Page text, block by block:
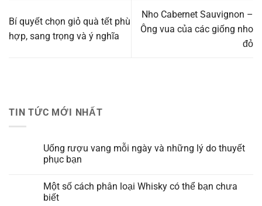
Bí quyết chọn giỏ quà tết phù
hợp, sang trọng và ý nghĩa
Nho Cabernet Sauvignon –
Ông vua của các giống nho
đỏ
TIN TỨC MỚI NHẤT
Uống rượu vang mỗi ngày và những lý do thuyết
phục bạn
Một số cách phân loại Whisky có thể bạn chưa
biết